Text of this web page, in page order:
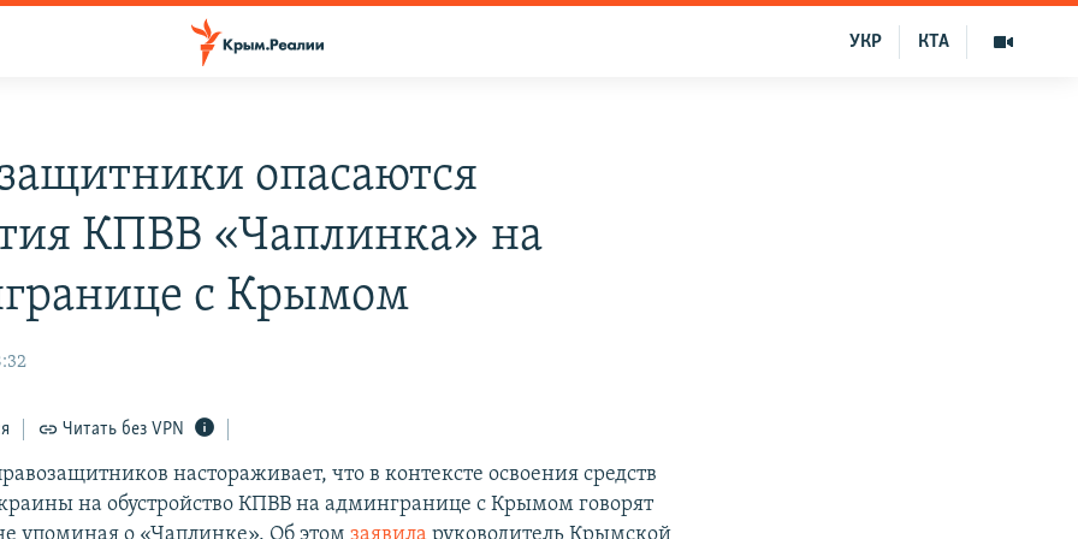
КТА
УКР
опасаются
КПВВ «Чаплинка» на
с Крымом
Читать без VPN
настораживает, что в контексте освоения средств
на обустройство КПВВ на админгранице с Крымом говорят